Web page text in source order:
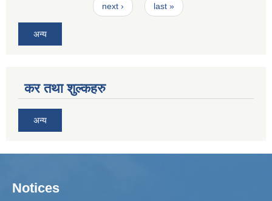
next › last »
अन्य
कर तथा शुल्कहरु
अन्य
Notices